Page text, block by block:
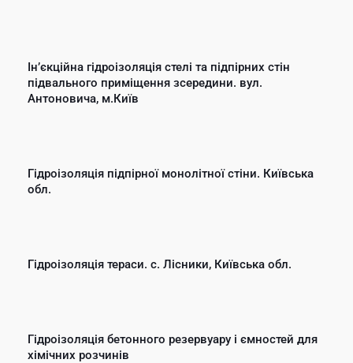
Інʼєкційна гідроізоляція стелі та підпірних стін
підвального приміщення зсередини. вул.
Антоновича, м.Київ
Гідроізоляція підпірної монолітної стіни. Київська
обл.
Гідроізоляція тераси. с. Лісники, Київська обл.
Гідроізоляція бетонного резервуару і ємностей для
хімічних розчинів